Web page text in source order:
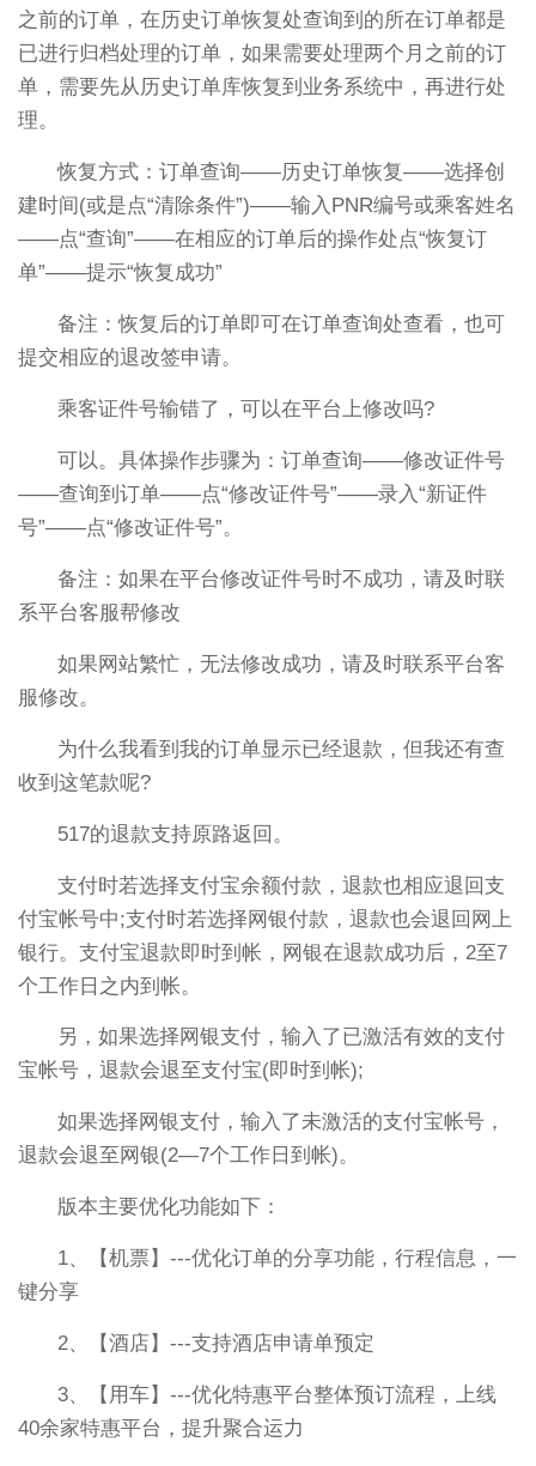
之前的订单，在历史订单恢复处查询到的所在订单都是
已进行归档处理的订单，如果需要处理两个月之前的订
单，需要先从历史订单库恢复到业务系统中，再进行处
理。
恢复方式：订单查询——历史订单恢复——选择创
建时间(或是点“清除条件”)——输入PNR编号或乘客姓名
——点“查询”——在相应的订单后的操作处点“恢复订
单”——提示“恢复成功”
备注：恢复后的订单即可在订单查询处查看，也可
提交相应的退改签申请。
乘客证件号输错了，可以在平台上修改吗?
可以。具体操作步骤为：订单查询——修改证件号
——查询到订单——点“修改证件号”——录入“新证件
号”——点“修改证件号”。
备注：如果在平台修改证件号时不成功，请及时联
系平台客服帮修改
如果网站繁忙，无法修改成功，请及时联系平台客
服修改。
为什么我看到我的订单显示已经退款，但我还有查
收到这笔款呢?
517的退款支持原路返回。
支付时若选择支付宝余额付款，退款也相应退回支
付宝帐号中;支付时若选择网银付款，退款也会退回网上
银行。支付宝退款即时到帐，网银在退款成功后，2至7
个工作日之内到帐。
另，如果选择网银支付，输入了已激活有效的支付
宝帐号，退款会退至支付宝(即时到帐);
如果选择网银支付，输入了未激活的支付宝帐号，
退款会退至网银(2—7个工作日到帐)。
版本主要优化功能如下：
1、【机票】---优化订单的分享功能，行程信息，一
键分享
2、【酒店】---支持酒店申请单预定
3、【用车】---优化特惠平台整体预订流程，上线
40余家特惠平台，提升聚合运力